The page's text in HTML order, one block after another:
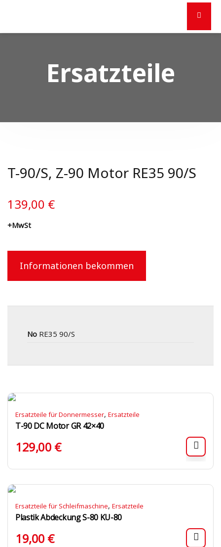
Ersatzteile
T-90/S, Z-90 Motor RE35 90/S
139,00 €
+MwSt
Informationen bekommen
No RE35 90/S
Ersatzteile für Donnermesser, Ersatzteile
T-90 DC Motor GR 42×40
129,00 €
Ersatzteile für Schleifmaschine, Ersatzteile
Plastik Abdeckung S-80 KU-80
19,00 €